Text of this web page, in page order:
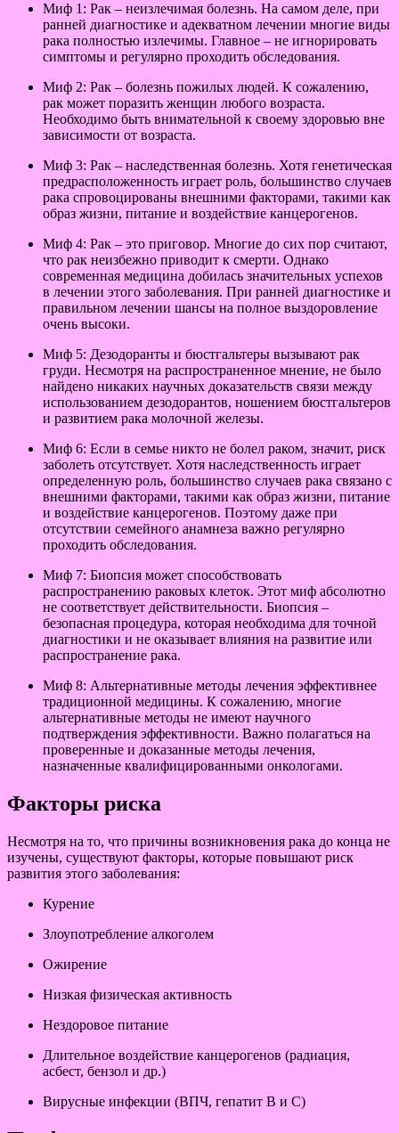
Миф 1: Рак – неизлечимая болезнь. На самом деле, при
ранней диагностике и адекватном лечении многие виды
рака полностью излечимы. Главное – не игнорировать
симптомы и регулярно проходить обследования.
Миф 2: Рак – болезнь пожилых людей. К сожалению,
рак может поразить женщин любого возраста.
Необходимо быть внимательной к своему здоровью вне
зависимости от возраста.
Миф 3: Рак – наследственная болезнь. Хотя генетическая
предрасположенность играет роль, большинство случаев
рака спровоцированы внешними факторами, такими как
образ жизни, питание и воздействие канцерогенов.
Миф 4: Рак – это приговор. Многие до сих пор считают,
что рак неизбежно приводит к смерти. Однако
современная медицина добилась значительных успехов
в лечении этого заболевания. При ранней диагностике и
правильном лечении шансы на полное выздоровление
очень высоки.
Миф 5: Дезодоранты и бюстгальтеры вызывают рак
груди. Несмотря на распространенное мнение, не было
найдено никаких научных доказательств связи между
использованием дезодорантов, ношением бюстгальтеров
и развитием рака молочной железы.
Миф 6: Если в семье никто не болел раком, значит, риск
заболеть отсутствует. Хотя наследственность играет
определенную роль, большинство случаев рака связано с
внешними факторами, такими как образ жизни, питание
и воздействие канцерогенов. Поэтому даже при
отсутствии семейного анамнеза важно регулярно
проходить обследования.
Миф 7: Биопсия может способствовать
распространению раковых клеток. Этот миф абсолютно
не соответствует действительности. Биопсия –
безопасная процедура, которая необходима для точной
диагностики и не оказывает влияния на развитие или
распространение рака.
Миф 8: Альтернативные методы лечения эффективнее
традиционной медицины. К сожалению, многие
альтернативные методы не имеют научного
подтверждения эффективности. Важно полагаться на
проверенные и доказанные методы лечения,
назначенные квалифицированными онкологами.
Факторы риска
Несмотря на то, что причины возникновения рака до конца не
изучены, существуют факторы, которые повышают риск
развития этого заболевания:
Курение
Злоупотребление алкоголем
Ожирение
Низкая физическая активность
Нездоровое питание
Длительное воздействие канцерогенов (радиация,
асбест, бензол и др.)
Вирусные инфекции (ВПЧ, гепатит B и C)